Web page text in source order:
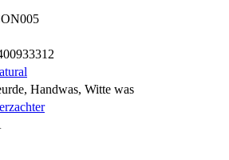
Handwas, Witte was